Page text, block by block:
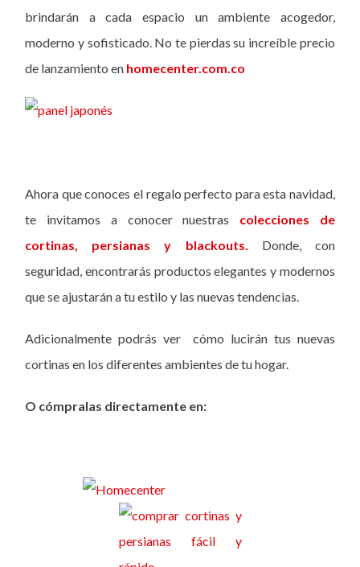
brindarán a cada espacio un ambiente acogedor,
moderno y sofisticado. No te pierdas su increíble precio
de lanzamiento en homecenter.com.co
Ahora que conoces el regalo perfecto para esta navidad,
te invitamos a conocer nuestras colecciones de
cortinas, persianas y blackouts. Donde, con
seguridad, encontrarás productos elegantes y modernos
que se ajustarán a tu estilo y las nuevas tendencias.
Adicionalmente podrás ver cómo lucirán tus nuevas
cortinas en los diferentes ambientes de tu hogar.
O cómpralas directamente en: